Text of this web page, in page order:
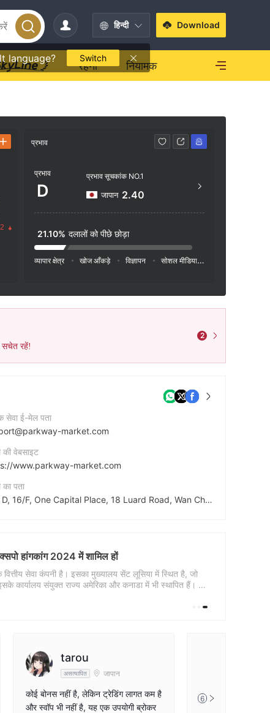
हिन्दी
language? Switch
Download
रहना नियामक
प्रभाव
प्रभाव
D
प्रभाव सूचकांक NO.1
जापान 2.40
21.10% दलालों को पीछे छोड़ा
व्यापार क्षेत्र खोज आँकड़े विज्ञापन सोशल मीडिया इंडेक्स
सचेत रहें!
2
सेवा ई-मेल पता
market.com
की वेबसाइट
www.parkway-market.com
पता
Unit D, 16/F, One Capital Place, 18 Luard Road, Wan Chai, Hong Kong
हांगकांग 2024 में शामिल हों
सेवा कंपनी है। इसका मुख्यालय सेंट लूसिया में स्थित है, जो
कार्यालय संयुक्त राज्य अमेरिका और कनाडा में भी स्थापित हैं। यह
की गहरी समझ और व्यापक कवरेज को उजागर करती है। एक
Market हमेशा
tarou
असत्यापित जापान
कोई बोनस नहीं है, लेकिन ट्रेडिंग लागत कम है
और स्वॉप भी नहीं है, यह एक उपयोगी ब्रोकर
6